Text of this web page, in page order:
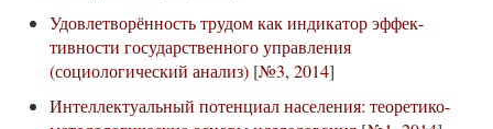
Удовлетворённость трудом как индикатор эффек-
тивности государственного управления
(социологический анализ) [№3, 2014]
Интеллектуальный потенциал населения: теоретико-